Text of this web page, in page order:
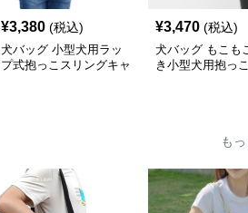
¥3,380 (税込)
犬バッグ 小型犬用ラッ
プ式抱っこスリングキャ
¥3,470 (税込)
犬バッグ もこも
き小型犬用抱っ
も